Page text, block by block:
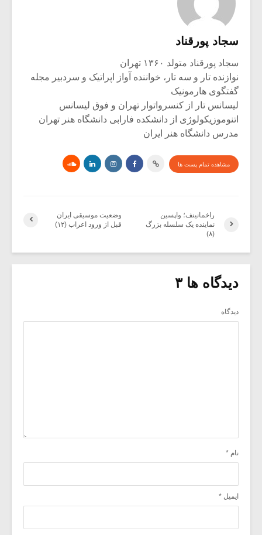
سجاد پورقناد
سجاد پورقناد متولد ۱۳۶۰ تهران
نوازنده تار و سه تار، خواننده آواز اپراتیک و سردبیر مجله
گفتگوی هارمونیک
لیسانس تار از کنسرواتوار تهران و فوق لیسانس
اتنوموزیکولوژی از دانشکده فارابی دانشگاه هنر تهران
مدرس دانشگاه هنر ایران
مشاهده تمام پست ها
وضعیت موسیقی ایران
قبل از ورود اعراب (۱۲)
راخمانینف؛ واپسین
نماینده یک سلسله بزرگ
(۸)
دیدگاه ها ۳
دیدگاه
نام *
ایمیل *